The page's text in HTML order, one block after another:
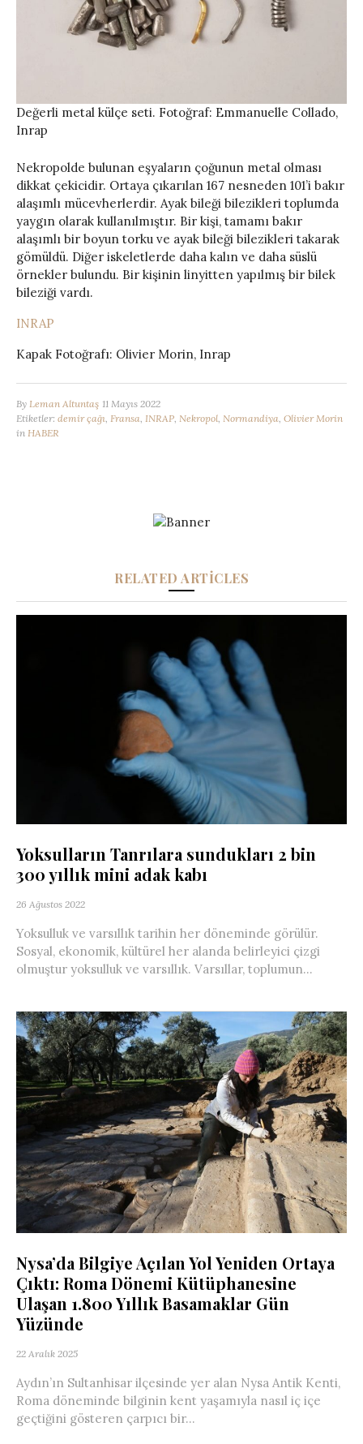
Değerli metal külçe seti. Fotoğraf: Emmanuelle Collado,
Inrap
Nekropolde bulunan eşyaların çoğunun metal olması
dikkat çekicidir. Ortaya çıkarılan 167 nesneden 101’i bakır
alaşımlı mücevherlerdir. Ayak bileği bilezikleri toplumda
yaygın olarak kullanılmıştır. Bir kişi, tamamı bakır
alaşımlı bir boyun torku ve ayak bileği bilezikleri takarak
gömüldü. Diğer iskeletlerde daha kalın ve daha süslü
örnekler bulundu. Bir kişinin linyitten yapılmış bir bilek
bileziği vardı.
INRAP
Kapak Fotoğrafı: Olivier Morin, Inrap
By Leman Altuntaş 11 Mayıs 2022
Etiketler: demir çağı, Fransa, INRAP, Nekropol, Normandiya, Olivier Morin
in HABER
RELATED ARTICLES
Yoksulların Tanrılara sundukları 2 bin
300 yıllık mini adak kabı
26 Ağustos 2022
Yoksulluk ve varsıllık tarihin her döneminde görülür.
Sosyal, ekonomik, kültürel her alanda belirleyici çizgi
olmuştur yoksulluk ve varsıllık. Varsıllar, toplumun...
Nysa’da Bilgiye Açılan Yol Yeniden Ortaya
Çıktı: Roma Dönemi Kütüphanesine
Ulaşan 1.800 Yıllık Basamaklar Gün
Yüzünde
22 Aralık 2025
Aydın’ın Sultanhisar ilçesinde yer alan Nysa Antik Kenti,
Roma döneminde bilginin kent yaşamıyla nasıl iç içe
geçtiğini gösteren çarpıcı bir...